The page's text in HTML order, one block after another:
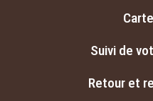
Suivi de
Retour et